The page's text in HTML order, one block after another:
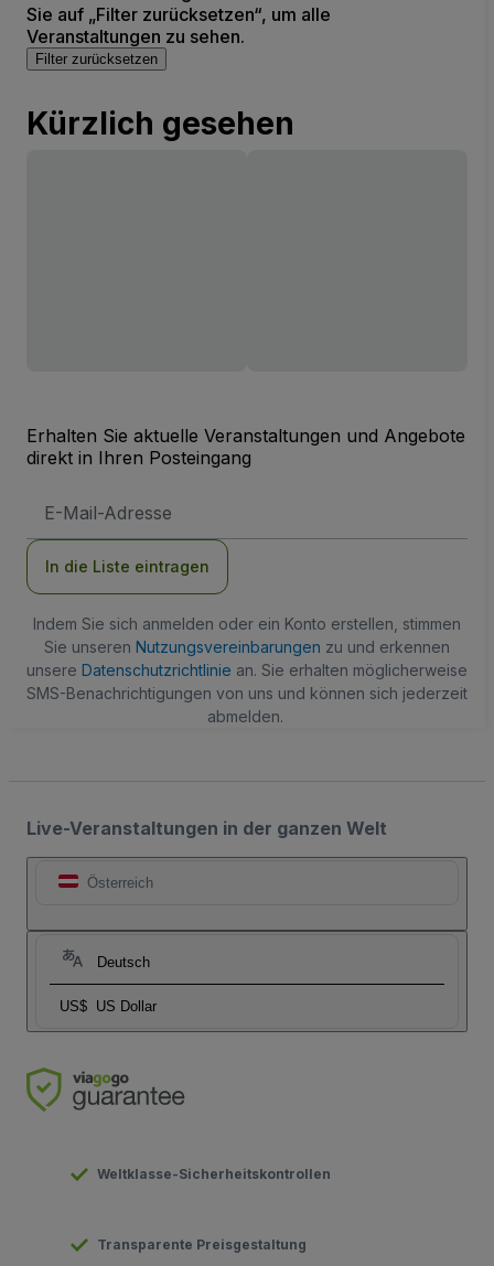
Sie auf „Filter zurücksetzen“, um alle
Veranstaltungen zu sehen.
Filter zurücksetzen
Kürzlich gesehen
Erhalten Sie aktuelle Veranstaltungen und Angebote
direkt in Ihren Posteingang
Mail-
In die Liste eintragen
Indem Sie sich anmelden oder ein Konto erstellen, stimmen
Sie unseren Nutzungsvereinbarungen zu und erkennen
unsere Datenschutzrichtlinie an. Sie erhalten möglicherweise
SMS-Benachrichtigungen von uns und können sich jederzeit
abmelden.
Live-Veranstaltungen in der ganzen Welt
Österreich
Deutsch
US$ US Dollar
Weltklasse-Sicherheitskontrollen
Transparente Preisgestaltung